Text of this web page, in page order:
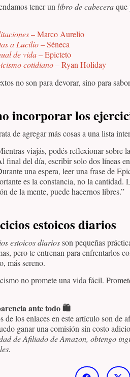
tener un libro de cabeceraque
– Marco Aurelio
a Lucilio– Séneca
de vida– Epicteto
cotidiano– Ryan Holiday
no son para devorar, sino para
incorporar los
de agregar más cosas a una lista
viajás, podés reflexionar sobre
final del día, escribir solo dos líneas
una espera, leer una frase de
es la constancia, no la cantidad.
de la mente, puede hacernos libres.”
estoicos diarios
estoicos diariosson pequeñas
pero te entrenan para enfrentarlos
más sereno.
no promete una vida fácil.
ante todo 🛍️
de los enlaces en este artículo son de
ganar una comisión sin costo
de Afiliado de Amazon, obtengo